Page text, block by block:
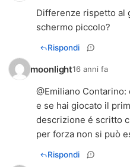
Differenze rispetto al
schermo piccolo?
Rispondi
moonlight16 anni fa
@Emiliano Contarino:
e se hai giocato il
descrizione é scritto
per forza non si può
Rispondi